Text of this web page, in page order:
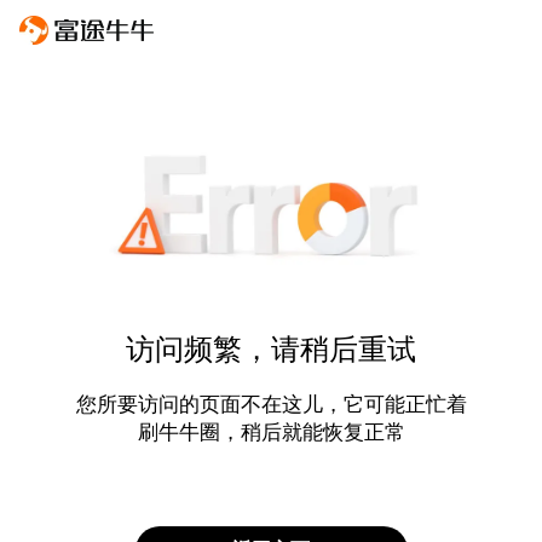
访问频繁，请稍后重试
您所要访问的页面不在这儿，它可能正忙着
刷牛牛圈，稍后就能恢复正常